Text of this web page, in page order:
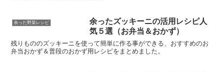
余った野菜レシピ
余ったズッキーニの活用レシピ人
気５選（お弁当＆おかず）
残りもののズッキーニを使って簡単に作る事ができる、おすすめのお
弁当おかず＆普段のおかず用レシピをまとめました。